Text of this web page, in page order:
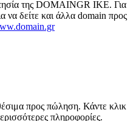
της DOMAINGR ΙΚΕ. Για
να δείτε και άλλα domain προς
προς πώληση. Κάντε κλικ
πληροφορίες.